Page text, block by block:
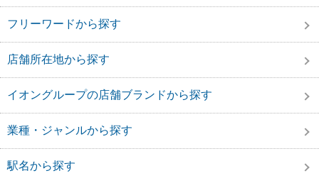
フリーワードから探す
店舗所在地から探す
イオングループの店舗ブランドから探す
業種・ジャンルから探す
駅名から探す